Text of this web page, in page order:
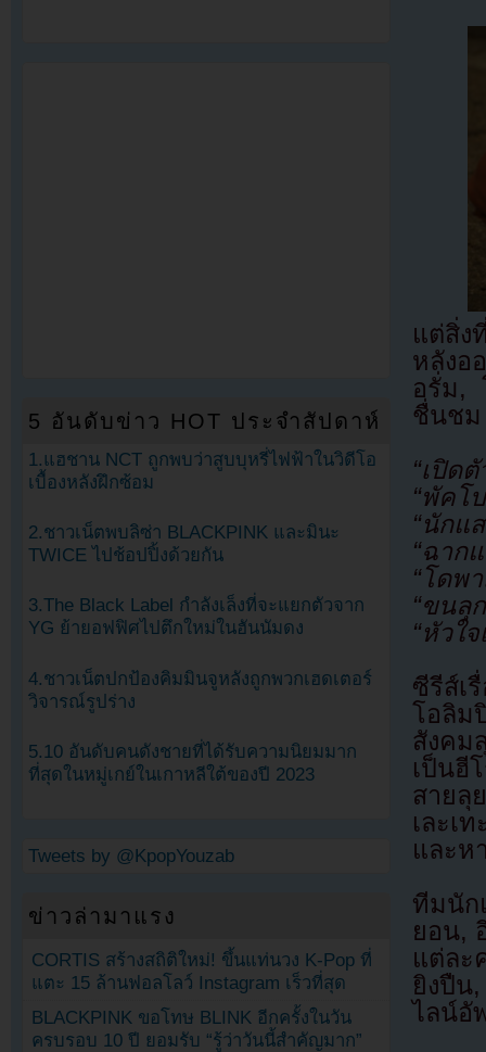
แต่สิ่ง
หลังอ
อรั่ม,
ชื่นชม
“เปิด
“พัคโ
“นักแ
“ฉาก
“โดพ
“ขนลุ
“หัวใ
ซีรีส์เ
โอลิม
สังคม
เป็นฮี
สายลุ
เละเ
และห
ทีมนัก
ยอน,
แต่ละ
ยิงปืน
ไลน์อั
5 อันดับข่าว HOT ประจำสัปดาห์
1.แฮชาน NCT ถูกพบว่าสูบบุหรี่ไฟฟ้าในวิดีโอ
เบื้องหลังฝึกซ้อม
2.ชาวเน็ตพบลิซ่า BLACKPINK และมินะ
TWICE ไปช้อปปิ้งด้วยกัน
3.The Black Label กำลังเล็งที่จะแยกตัวจาก
YG ย้ายอฟฟิศไปตึกใหม่ในฮันนัมดง
4.ชาวเน็ตปกป้องคิมมินจูหลังถูกพวกเฮดเตอร์
วิจารณ์รูปร่าง
5.10 อันดับคนดังชายที่ได้รับความนิยมมาก
ที่สุดในหมู่เกย์ในเกาหลีใต้ของปี 2023
Tweets by @KpopYouzab
ข่าวล่ามาแรง
CORTIS สร้างสถิติใหม่! ขึ้นแท่นวง K-Pop ที่
แตะ 15 ล้านฟอลโลว์ Instagram เร็วที่สุด
BLACKPINK ขอโทษ BLINK อีกครั้งในวัน
ครบรอบ 10 ปี ยอมรับ “รู้ว่าวันนี้สำคัญมาก”